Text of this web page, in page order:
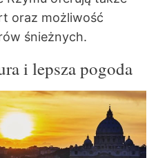
oraz możliwość
śnieżnych.
i lepsza pogoda